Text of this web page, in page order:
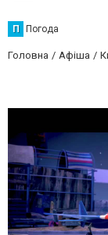
П Погода
Головна Афіша